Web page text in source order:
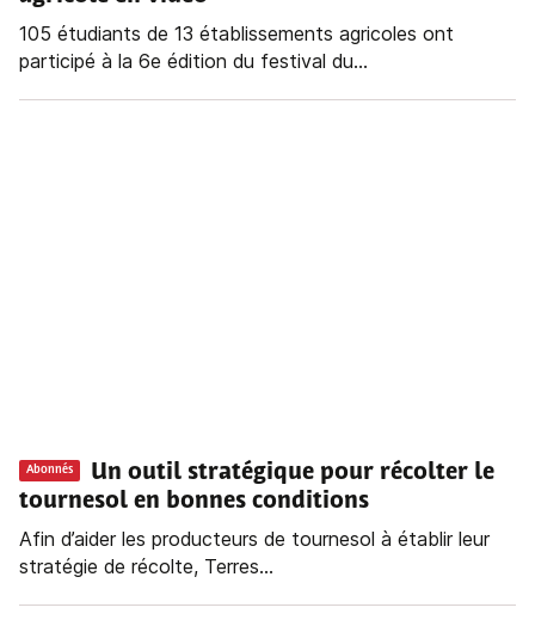
105 étudiants de 13 établissements agricoles ont
participé à la 6e édition du festival du...
Abonnés
Un outil stratégique pour récolter le
tournesol en bonnes conditions
Afin d’aider les producteurs de tournesol à établir leur
stratégie de récolte, Terres...